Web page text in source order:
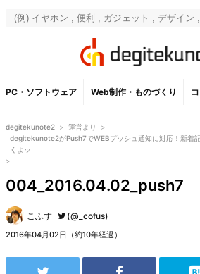
PC・ソフトウェア Web制作・ものづくり
degitekunote2 > 運営より
>
degitekunote2がPush7でWEBプッシュ通知に対応！新着
くよッ
>
004_2016.04.02_push7
こふす (@_cofus)
2016年04月02日（約10年経過）